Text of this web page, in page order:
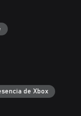
de Xbox